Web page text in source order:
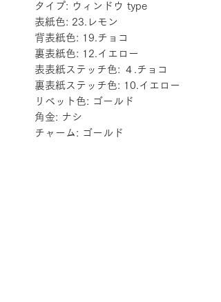
タイプ: ウィンドウ type
表紙色: 23.レモン
背表紙色: 19.チョコ
裏表紙色: 12.イエロー
表表紙ステッチ色: ４.チョコ
裏表紙ステッチ色: 10.イエロー
リベット色: ゴールド
角金: ナシ
チャーム: ゴールド